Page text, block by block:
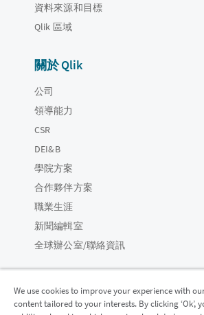
資料來源和目標
Qlik 區域
關於 Qlik
公司
領導能力
CSR
DEI&B
學院方案
合作夥伴方案
職業生涯
新聞編輯室
全球辦公室/聯絡資訊
We use cookies to improve your experience with
content tailored to your interests. By clicking ‘Ok’,